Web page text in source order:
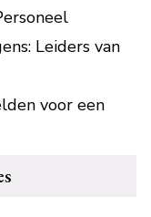
Leiders van
voor een